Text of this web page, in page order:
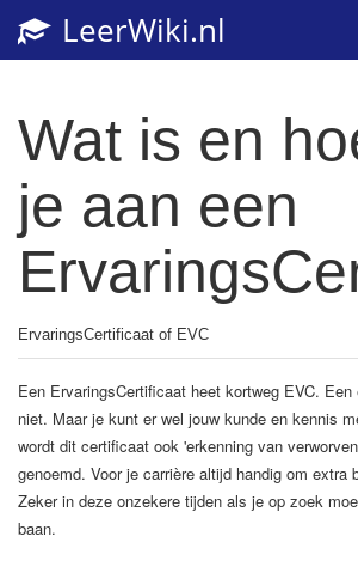
LeerWiki.nl
Wat is en
je aan een
ErvaringsCertificaat of EVC
Een ErvaringsCertificaat heet kortweg EVC.
niet. Maar je kunt er wel jouw kunde en kennis
wordt dit certificaat ook 'erkenning van
genoemd. Voor je carrière altijd handig om extra
Zeker in deze onzekere tijden als je op zoek
baan.